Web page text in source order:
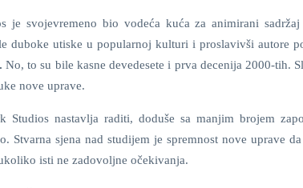
je svojevremeno bio vodeća kuća za animirani
duboke utiske u popularnoj kulturi i proslavivši autore
No, to su bile kasne devedesete i prva decenija 2000-tih.
nove uprave.
Studios nastavlja raditi, doduše sa manjim brojem
Stvarna sjena nad studijem je spremnost nove uprave
isti ne zadovoljne očekivanja.